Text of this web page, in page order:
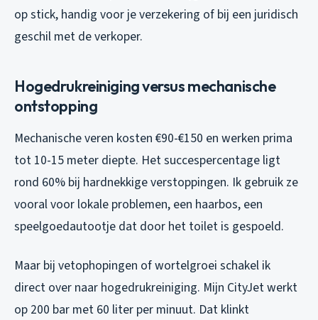
op stick, handig voor je verzekering of bij een juridisch
geschil met de verkoper.
Hogedrukreiniging versus mechanische
ontstopping
Mechanische veren kosten €90-€150 en werken prima
tot 10-15 meter diepte. Het succespercentage ligt
rond 60% bij hardnekkige verstoppingen. Ik gebruik ze
vooral voor lokale problemen, een haarbos, een
speelgoedautootje dat door het toilet is gespoeld.
Maar bij vetophopingen of wortelgroei schakel ik
direct over naar hogedrukreiniging. Mijn CityJet werkt
op 200 bar met 60 liter per minuut. Dat klinkt